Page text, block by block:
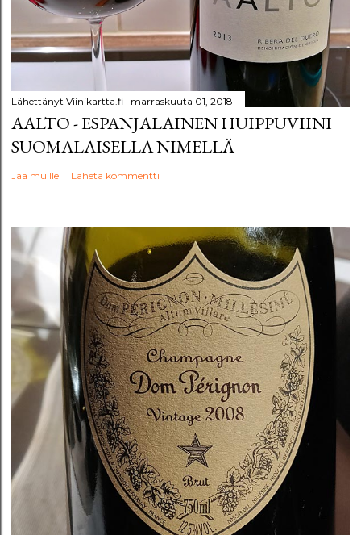
Lähettänyt Viinikartta.fi marraskuuta 01, 2018
AALTO - ESPANJALAINEN HUIPPUVIINI
SUOMALAISELLA NIMELLÄ
Jaa muille Lähetä kommentti